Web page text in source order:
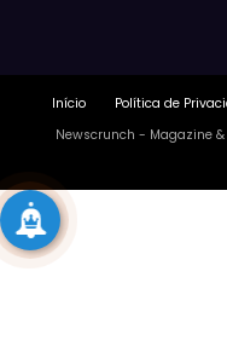
Início Política de
Newscrunch - Magazine &